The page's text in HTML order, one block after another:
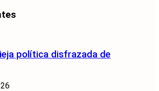
política disfrazada de